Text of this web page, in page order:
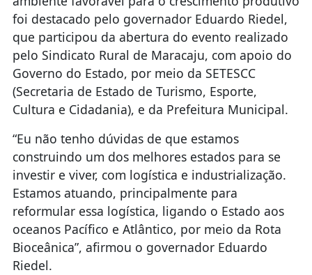
foi destacado pelo governador Eduardo Riedel,
que participou da abertura do evento realizado
pelo Sindicato Rural de Maracaju, com apoio do
Governo do Estado, por meio da SETESCC
(Secretaria de Estado de Turismo, Esporte,
Cultura e Cidadania), e da Prefeitura Municipal.
“Eu não tenho dúvidas de que estamos
construindo um dos melhores estados para se
investir e viver, com logística e industrialização.
Estamos atuando, principalmente para
reformular essa logística, ligando o Estado aos
oceanos Pacífico e Atlântico, por meio da Rota
Bioceânica”, afirmou o governador Eduardo
Riedel.